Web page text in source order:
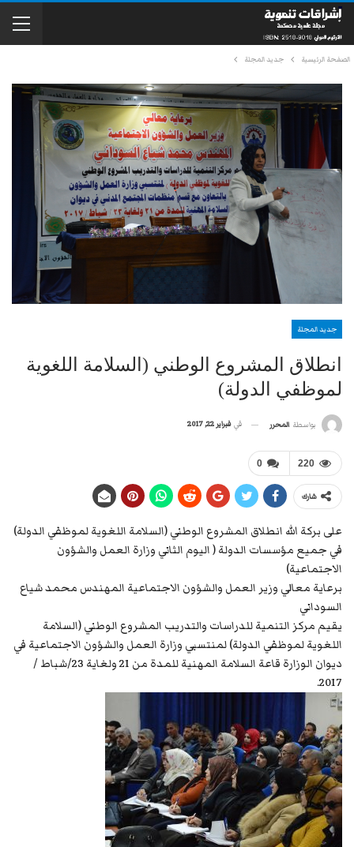
الصفحة الرئيسية جديد المجلة
جديد المجلة
انطلاق المشروع الوطني (السلامة اللغوية
لموظفي الدولة)
بواسطة المحرر في فبراير 22, 2017
0 220
شارك
على بركة الله انطلاق المشروع الوطني (السلامة اللغوية لموظفي الدولة)
في جميع مؤسسات الدولة ( اليوم الثاني وزارة العمل والشؤون
الاجتماعية)
برعاية معالي وزير العمل والشؤون الاجتماعية المهندس محمد شياع
السوداني
يقيم مركز التنمية للدراسات والتدريب المشروع الوطني (السلامة
اللغوية لموظفي الدولة) لمنتسبي وزارة العمل والشؤون الاجتماعية في
ديوان الوزارة قاعة السلامة المهنية للمدة من 21 ولغاية 23/شباط /
2017.